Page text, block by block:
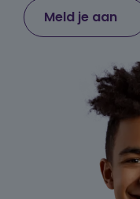
Meld je aan